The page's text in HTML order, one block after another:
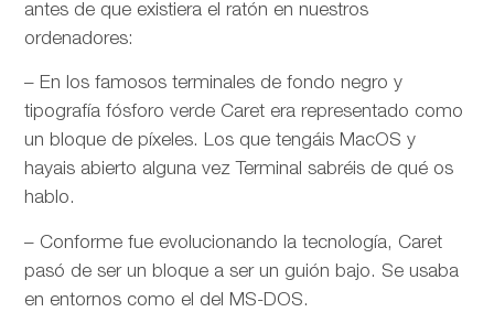
antes de que existiera el ratón en nuestros
ordenadores:
– En los famosos terminales de fondo negro y
tipografía fósforo verde Caret era representado como
un bloque de píxeles. Los que tengáis MacOS y
hayais abierto alguna vez Terminal sabréis de qué os
hablo.
– Conforme fue evolucionando la tecnología, Caret
pasó de ser un bloque a ser un guión bajo. Se usaba
en entornos como el del MS-DOS.